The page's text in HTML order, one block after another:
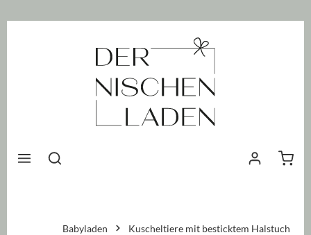
Babyladen Kuscheltiere mit besticktem Halstuch